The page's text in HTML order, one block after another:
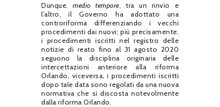
Dunque,medio tempore, tra un rinvio e
l’altro, il Governo ha adottato una
controriforma differenziando i vecchi
procedimenti dai nuovi; più precisamente,
i procedimenti iscritti nel registro delle
notizie di reato fino al 31 agosto 2020
seguono la disciplina originaria delle
intercettazioni anteriore alla riforma
Orlando, viceversa, i procedimenti iscritti
dopo tale data sono regolati da una nuova
normativa che si discosta notevolmente
dalla riforma Orlando.